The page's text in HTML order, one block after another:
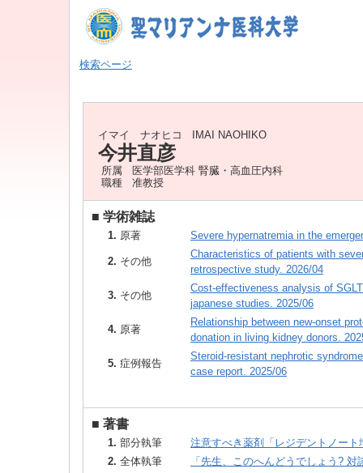
検索ページ
イマイ ナオヒコ IMAI NAOHIKO
今井直彦
所属
医学部医学科 腎臓・高血圧内科
職種
准教授
■ 学術雑誌
1. 原著 Severe hypernatremia in the
2. その他
Characteristics of patients with
retrospective study. 2026/04
3. その他
Cost-effectiveness analysis of
japanese studies. 2025/06
4. 原著
Relationship between new-onset
donation in living kidney donors.
5. 症例報告
Steroid-resistant nephrotic
case report. 2025/06
■ 著書
1. 部分執筆
注意すべき薬剤「レジデントノート
2. 全体執筆 「先生、このへんどうでしょう?